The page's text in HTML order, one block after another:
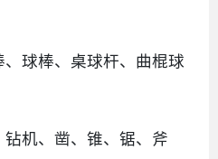
、球棒、桌球杆、曲棍球
钻机、凿、锥、锯、斧